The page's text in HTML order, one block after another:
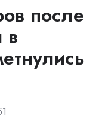
после
в